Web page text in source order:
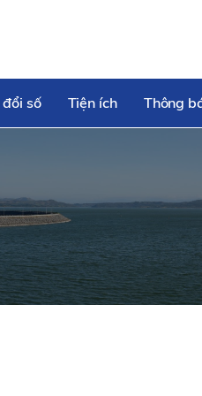
số Tiện ích Thông